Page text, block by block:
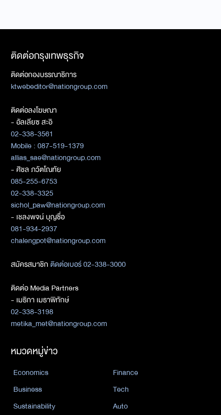
ติดต่อกรุงเทพธุรกิจ
ติดต่อกองบรรณาธิการ
ktwebeditor@nationgroup.com
ติดต่อลงโฆษณา
- อัลเลียซ สะอิ
02-338-3561
Mobile : 087-519-1379
allias_sae@nationgroup.com
- ศิชล ภวัตโณทัย
085-255-6753
02-338-3325
sichol_paw@nationgroup.com
- เชลงพจน์ บุญซื่อ
081-934-2937
chalengpot@nationgroup.com
สมัครสมาชิกติดต่อเบอร์ 02-338-3000
ติดต่อ Media Partners
- เมธิกา เมธาพิทักษ์
02-338-3198
metika_met@nationgroup.com
หมวดหมู่ข่าว
Economics
Finance
Business
Tech
Sustainability
Auto